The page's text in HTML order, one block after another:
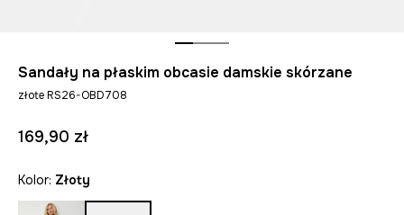
Sandały na płaskim obcasie damskie skórzane
złote RS26-OBD708
169,90 zł
Kolor: złoty